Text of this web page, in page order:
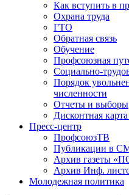
Как вступить в
Охрана труда
ГТО
Обратная связь
Обучение
Профсоюзная
Социально-
Порядок
численности
Отчеты и выборы
Дисконтная
Пресс-центр
ПрофсоюзТВ
Публикации в
Архив газеты
Архив Инф.
Молодежная политика